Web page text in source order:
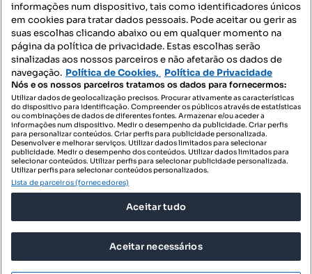
Mapa do Site
Contacte-nos
SIGA-NOS:
DESCARREGAR NA:
© 2026 Imovirtual.com, OLX Portugal, S.A.
TERMOS DE UTILIZAÇÃO
informações num dispositivo, tais como identificadores únicos
em cookies para tratar dados pessoais. Pode aceitar ou gerir as
suas escolhas clicando abaixo ou em qualquer momento na
página da política de privacidade. Estas escolhas serão
sinalizadas aos nossos parceiros e não afetarão os dados de
navegação. Política de Cookies, Política de Privacidade
Nós e os nossos parceiros tratamos os dados para fornecermos:
Utilizar dados de geolocalização precisos. Procurar ativamente as características
do dispositivo para identificação. Compreender os públicos através de estatísticas
ou combinações de dados de diferentes fontes. Armazenar e/ou aceder a
informações num dispositivo. Medir o desempenho da publicidade. Criar perfis
para personalizar conteúdos. Criar perfis para publicidade personalizada.
Desenvolver e melhorar serviços. Utilizar dados limitados para selecionar
publicidade. Medir o desempenho dos conteúdos. Utilizar dados limitados para
selecionar conteúdos. Utilizar perfis para selecionar publicidade personalizada.
Utilizar perfis para selecionar conteúdos personalizados.
Lista de parceiros (fornecedores)
Aceitar tudo
Aceitar necessários